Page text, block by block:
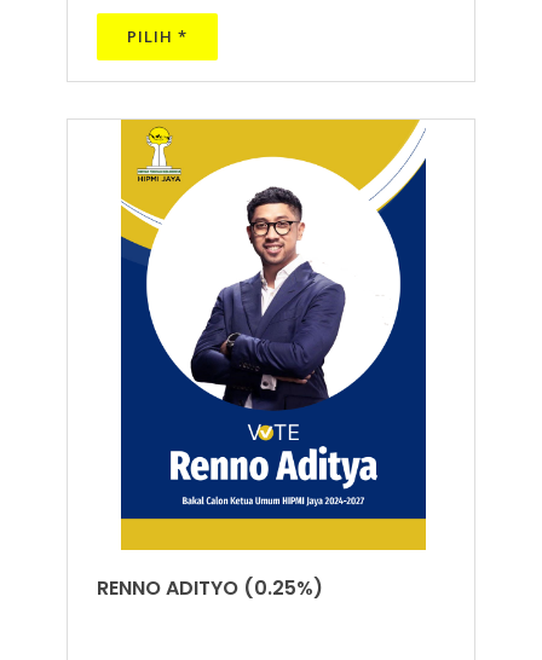
PILIH *
RENNO ADITYO (0.25%)